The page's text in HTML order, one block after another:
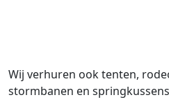
Wij verhuren ook tenten,
stormbanen en